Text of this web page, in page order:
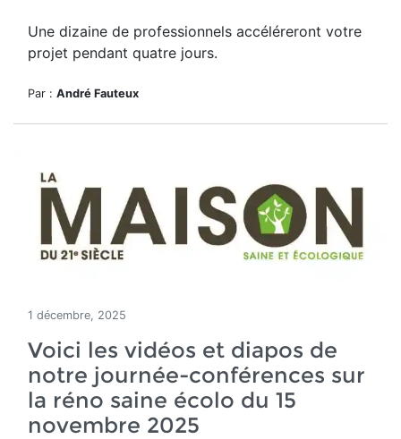
Une dizaine de professionnels accéléreront votre
projet pendant quatre jours.
Par : André Fauteux
1 décembre, 2025
Voici les vidéos et diapos de
notre journée-conférences sur
la réno saine écolo du 15
novembre 2025